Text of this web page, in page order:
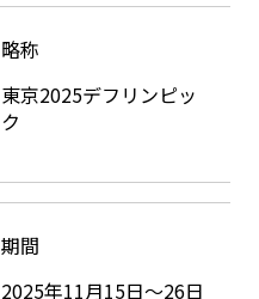
略称
東京2025デフリンピッ
ク
期間
2025年11月15日～26日